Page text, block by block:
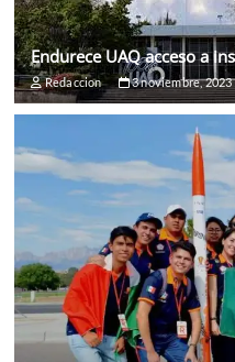
Endurece UAQ acceso a
Redaccion 3 noviembre, 2023